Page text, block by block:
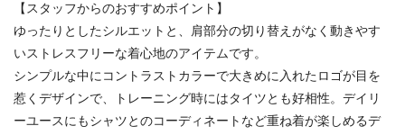
【スタッフからのおすすめポイント】
ゆったりとしたシルエットと、肩部分の切り替えがなく動きやす
いストレスフリーな着心地のアイテムです。
シンプルな中にコントラストカラーで大きめに入れたロゴが目を
惹くデザインで、トレーニング時にはタイツとも好相性。デイリ
ーユースにもシャツとのコーディネートなど重ね着が楽しめるデ